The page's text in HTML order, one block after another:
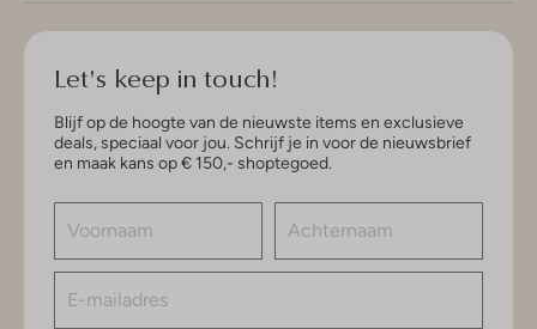
Let's keep in touch!
Blijf op de hoogte van de nieuwste items en exclusieve
deals, speciaal voor jou. Schrijf je in voor de nieuwsbrief
en maak kans op € 150,- shoptegoed.